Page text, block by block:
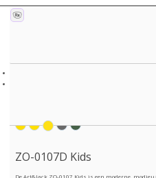
ZO-0107D Kids
De Art&Jack ZO-0107 Kids is een moderne,